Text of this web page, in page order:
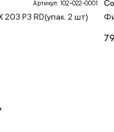
Артикул: 102-022-0001
P3 RD(упак. 2 шт)